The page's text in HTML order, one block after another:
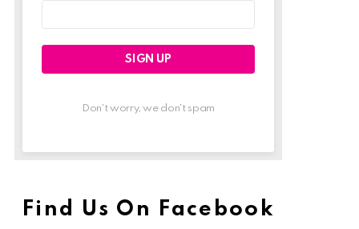
Don't worry, we don't spam
Find Us On Facebook